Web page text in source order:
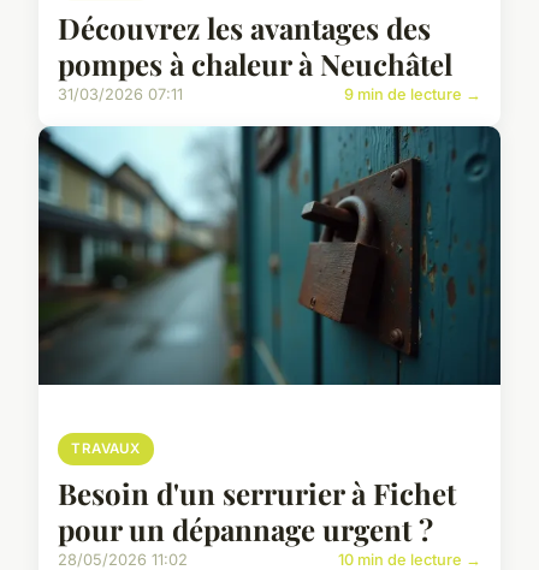
Découvrez les avantages des
pompes à chaleur à Neuchâtel
31/03/2026 07:11 9 min de lecture →
TRAVAUX
Besoin d'un serrurier à Fichet
pour un dépannage urgent ?
28/05/2026 11:02 10 min de lecture →